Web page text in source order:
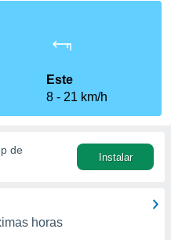
Este
8
21 km/h
de
Instalar
horas